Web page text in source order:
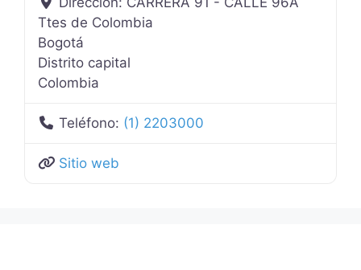
Ttes de Colombia
Bogotá
Distrito capital
Colombia
Teléfono: (1) 2203000
Sitio web